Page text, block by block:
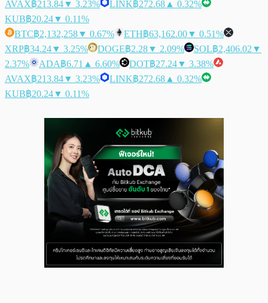
AVAX฿213.84▼ 3.23% LINK฿272.68 ▲ 0.32%
KUB฿20.24▼ 0.11%
BTC฿2,132,258▼ 0.67% ETH฿63,162.00▼ 0.51%
XRP฿34.24▼ 3.25% DOGE฿2.28▼ 2.09% SOL฿2,406.02 ▼
2.37%
ADA฿6.71 ▲ 6.60% DOT฿27.24▼ 3.38%
AVAX฿213.84▼ 3.23% LINK฿272.68 ▲ 0.32%
KUB฿20.24▼ 0.11%